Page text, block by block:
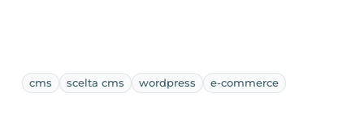
cms scelta cms wordpress e-commerce